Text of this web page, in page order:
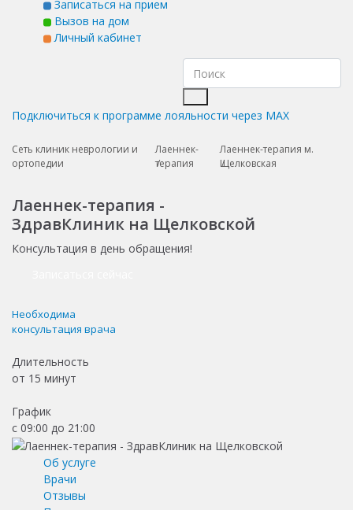
Записаться на прием
Вызов на дом
Личный кабинет
Подключиться к программе лояльности через MAX
Сеть клиник неврологии и
ортопедии
Лаеннек-
терапия
Лаеннек-терапия м.
Щелковская
Лаеннек-терапия -
ЗдравКлиник на Щелковской
Консультация в день обращения!
Необходима
консультация врача
Длительность
от 15 минут
График
с 09:00 до 21:00
Об услуге
Врачи
Отзывы